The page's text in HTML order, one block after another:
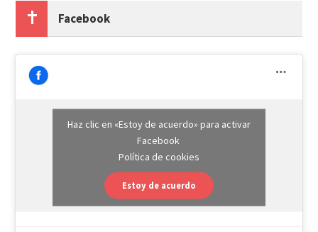
Facebook
Haz clic en «Estoy de acuerdo» para activar
Facebook
Política de cookies
Estoy de acuerdo